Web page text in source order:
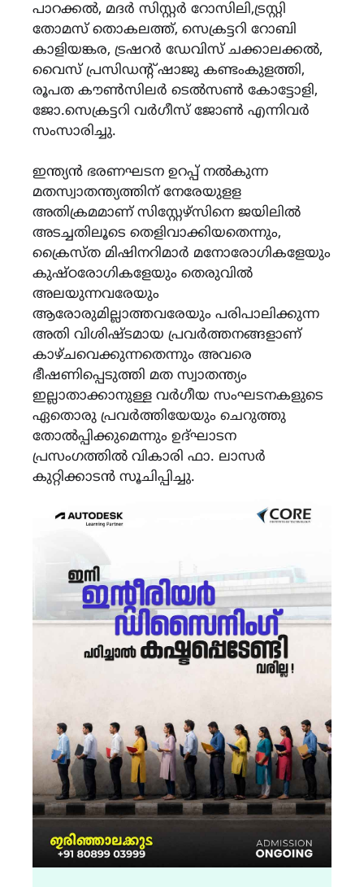
പാറക്കൽ, മദർ സിസ്റ്റർ റോസിലി,ട്രസ്റ്റി
തോമസ് തൊകലത്ത്, സെക്രട്ടറി റോബി
കാളിയങ്കര, ട്രഷറർ ഡേവിസ് ചക്കാലക്കൽ,
വൈസ് പ്രസിഡന്റ് ഷാജു കണ്ടംകുളത്തി,
രൂപത കൗൺസിലർ ടെൽസൺ കോട്ടോളി,
ജോ.സെക്രട്ടറി വർഗീസ് ജോൺ എന്നിവർ
സംസാരിച്ചു.
ഇന്ത്യൻ ഭരണഘടന ഉറപ്പ് നൽകുന്ന
മതസ്വാതന്ത്യത്തിന് നേരേയുളള
അതിക്രമമാണ് സിസ്റ്റേഴ്സിനെ ജയിലിൽ
അടച്ചതിലൂടെ തെളിവാക്കിയതെന്നും,
ക്രൈസ്ത മിഷിനറിമാർ മനോരോഗികളേയും
കുഷ്ഠരോഗികളേയും തെരുവിൽ
അലയുന്നവരേയും
ആരോരുമില്ലാത്തവരേയും പരിപാലിക്കുന്ന
അതി വിശിഷ്ടമായ പ്രവർത്തനങ്ങളാണ്
കാഴ്ചവെക്കുന്നതെന്നും അവരെ
ഭീഷണിപ്പെടുത്തി മത സ്വാതന്ത്യം
ഇല്ലാതാക്കാനുള്ള വർഗീയ സംഘടനകളുടെ
ഏതൊരു പ്രവർത്തിയേയും ചെറുത്തു
തോൽപ്പിക്കുമെന്നും ഉദ്ഘാടന
പ്രസംഗത്തിൽ വികാരി ഫാ. ലാസർ
കുറ്റിക്കാടൻ സൂചിപ്പിച്ചു.